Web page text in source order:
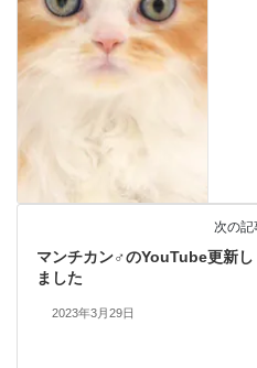
次の記
マンチカン♂のYouTube更新し
ました
2023年3月29日